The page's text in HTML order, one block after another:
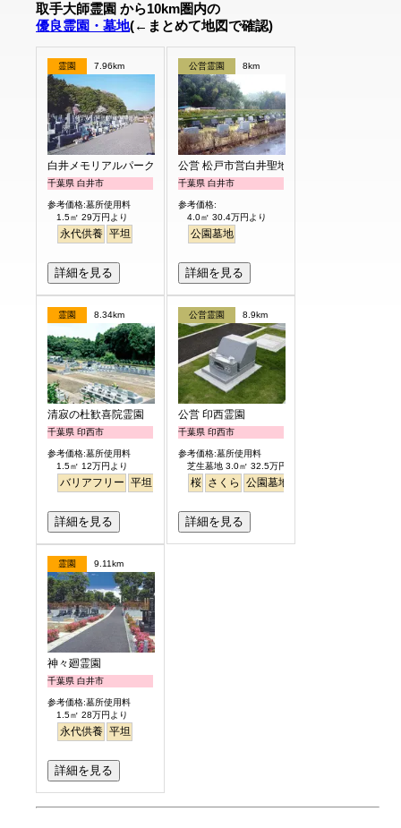
取手大師霊園 から10km圏内の
優良霊園・墓地(←まとめて地図で確認)
霊園 7.96km
白井メモリアルパーク
千葉県 白井市
参考価格:墓所使用料
1.5㎡ 29万円より
永代供養 平坦
詳細を見る
公営霊園 8km
公営 松戸市営白井聖地公園
千葉県 白井市
参考価格:
4.0㎡ 30.4万円より
公園墓地
詳細を見る
霊園 8.34km
清寂の杜歓喜院霊園
千葉県 印西市
参考価格:墓所使用料
1.5㎡ 12万円より
バリアフリー 平坦
詳細を見る
公営霊園 8.9km
公営 印西霊園
千葉県 印西市
参考価格:墓所使用料
芝生墓地 3.0㎡ 32.5万円より
桜 さくら 公園墓地
詳細を見る
霊園 9.11km
神々廻霊園
千葉県 白井市
参考価格:墓所使用料
1.5㎡ 28万円より
永代供養 平坦
詳細を見る